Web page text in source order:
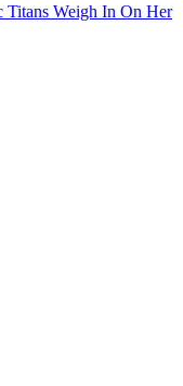
Titans Weigh In On Her